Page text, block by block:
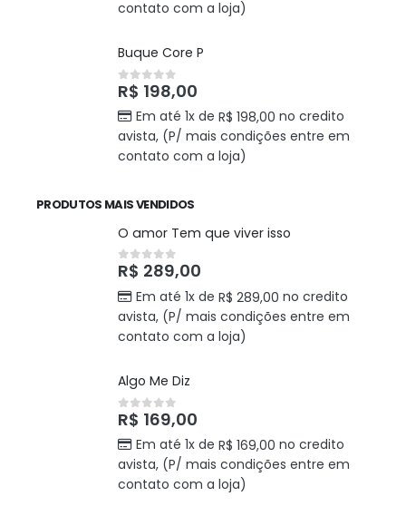
contato com a loja)
Buque Core P
0out of 5
R$ 198,00
Em até 1x de R$ 198,00 no credito
avista, (P/ mais condições entre em
contato com a loja)
PRODUTOS MAIS VENDIDOS
O amor Tem que viver isso
0out of 5
R$ 289,00
Em até 1x de R$ 289,00 no credito
avista, (P/ mais condições entre em
contato com a loja)
Algo Me Diz
0out of 5
R$ 169,00
Em até 1x de R$ 169,00 no credito
avista, (P/ mais condições entre em
contato com a loja)